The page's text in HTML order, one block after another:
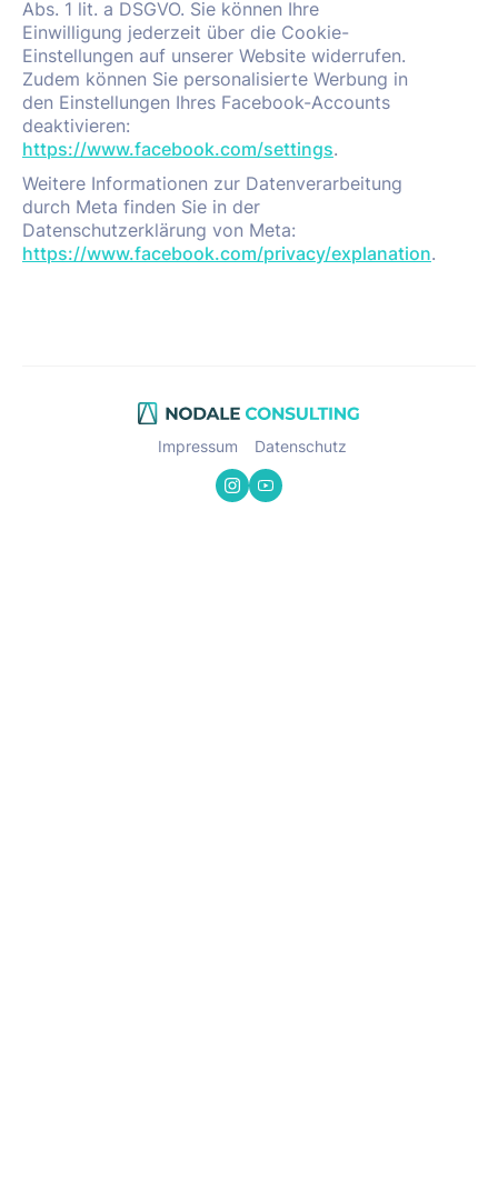
Abs. 1 lit. a DSGVO. Sie können Ihre
Einwilligung jederzeit über die Cookie-
Einstellungen auf unserer Website widerrufen.
Zudem können Sie personalisierte Werbung in
den Einstellungen Ihres Facebook-Accounts
deaktivieren:
https://www.facebook.com/settings.
Weitere Informationen zur Datenverarbeitung
durch Meta finden Sie in der
Datenschutzerklärung von Meta:
https://www.facebook.com/privacy/explanation.
Impressum Datenschutz